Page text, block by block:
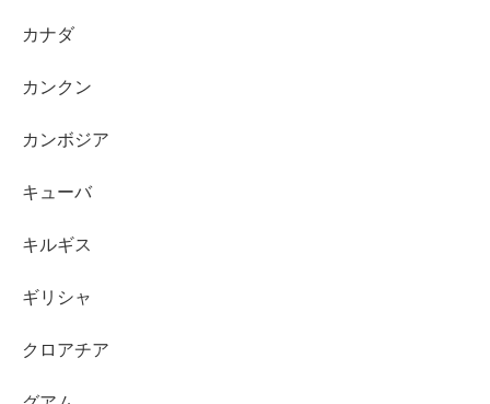
カナダ
カンクン
カンボジア
キューバ
キルギス
ギリシャ
クロアチア